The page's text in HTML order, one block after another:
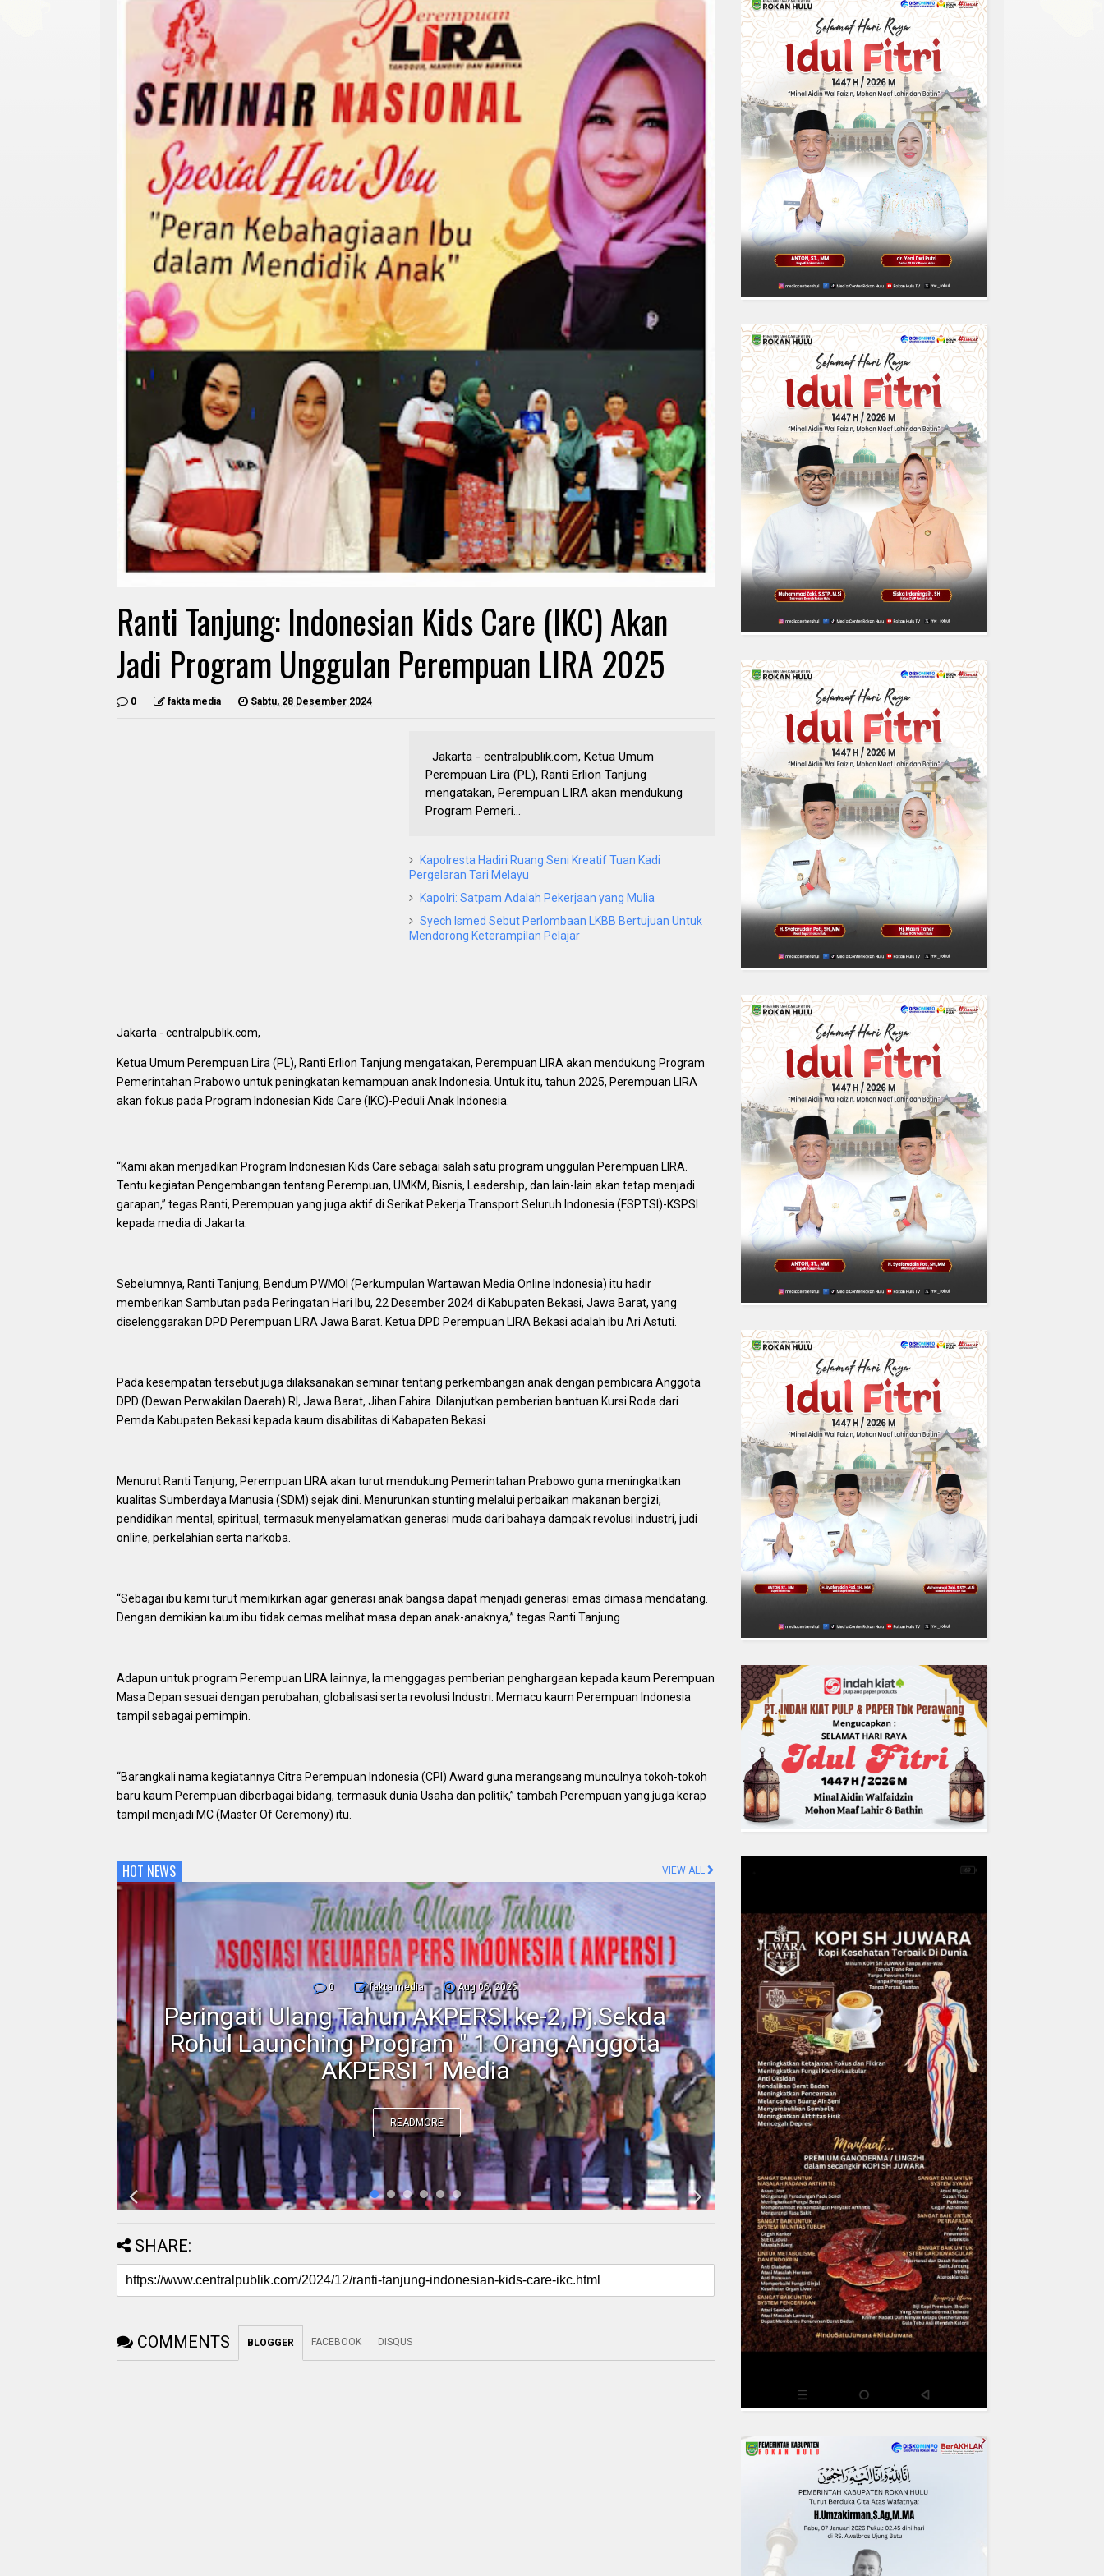
Ranti Tanjung: Indonesian Kids Care (IKC) Akan
Jadi Program Unggulan Perempuan LIRA 2025
0 fakta media Sabtu, 28 Desember 2024
Jakarta - centralpublik.com, Ketua Umum
Perempuan Lira (PL), Ranti Erlion Tanjung
mengatakan, Perempuan LIRA akan mendukung
Program Pemeri...
Kapolresta Hadiri Ruang Seni Kreatif Tuan Kadi
Pergelaran Tari Melayu
Kapolri: Satpam Adalah Pekerjaan yang Mulia
Syech Ismed Sebut Perlombaan LKBB Bertujuan Untuk
Mendorong Keterampilan Pelajar
Jakarta - centralpublik.com,
Ketua Umum Perempuan Lira (PL), Ranti Erlion Tanjung mengatakan, Perempuan LIRA akan mendukung Program
Pemerintahan Prabowo untuk peningkatan kemampuan anak Indonesia. Untuk itu, tahun 2025, Perempuan LIRA
akan fokus pada Program Indonesian Kids Care (IKC)-Peduli Anak Indonesia.
“Kami akan menjadikan Program Indonesian Kids Care sebagai salah satu program unggulan Perempuan LIRA.
Tentu kegiatan Pengembangan tentang Perempuan, UMKM, Bisnis, Leadership, dan lain-lain akan tetap menjadi
garapan,” tegas Ranti, Perempuan yang juga aktif di Serikat Pekerja Transport Seluruh Indonesia (FSPTSI)-KSPSI
kepada media di Jakarta.
Sebelumnya, Ranti Tanjung, Bendum PWMOI (Perkumpulan Wartawan Media Online Indonesia) itu hadir
memberikan Sambutan pada Peringatan Hari Ibu, 22 Desember 2024 di Kabupaten Bekasi, Jawa Barat, yang
diselenggarakan DPD Perempuan LIRA Jawa Barat. Ketua DPD Perempuan LIRA Bekasi adalah ibu Ari Astuti.
Pada kesempatan tersebut juga dilaksanakan seminar tentang perkembangan anak dengan pembicara Anggota
DPD (Dewan Perwakilan Daerah) RI, Jawa Barat, Jihan Fahira. Dilanjutkan pemberian bantuan Kursi Roda dari
Pemda Kabupaten Bekasi kepada kaum disabilitas di Kabapaten Bekasi.
Menurut Ranti Tanjung, Perempuan LIRA akan turut mendukung Pemerintahan Prabowo guna meningkatkan
kualitas Sumberdaya Manusia (SDM) sejak dini. Menurunkan stunting melalui perbaikan makanan bergizi,
pendidikan mental, spiritual, termasuk menyelamatkan generasi muda dari bahaya dampak revolusi industri, judi
online, perkelahian serta narkoba.
“Sebagai ibu kami turut memikirkan agar generasi anak bangsa dapat menjadi generasi emas dimasa mendatang.
Dengan demikian kaum ibu tidak cemas melihat masa depan anak-anaknya,” tegas Ranti Tanjung
Adapun untuk program Perempuan LIRA lainnya, Ia menggagas pemberian penghargaan kepada kaum Perempuan
Masa Depan sesuai dengan perubahan, globalisasi serta revolusi Industri. Memacu kaum Perempuan Indonesia
tampil sebagai pemimpin.
“Barangkali nama kegiatannya Citra Perempuan Indonesia (CPI) Award guna merangsang munculnya tokoh-tokoh
baru kaum Perempuan diberbagai bidang, termasuk dunia Usaha dan politik,” tambah Perempuan yang juga kerap
tampil menjadi MC (Master Of Ceremony) itu.
HOT NEWS VIEW ALL
0 fakta media Aug 06, 2026
Peringati Ulang Tahun AKPERSI ke-2, Pj.Sekda
Rohul Launching Program " 1 Orang Anggota
AKPERSI 1 Media
READMORE
0 fakta media
Polres Inhil bersama Pemkab
Riau Perkuat Sinergi Tangani
Liar di
SHARE:
COMMENTS BLOGGER FACEBOOK DISQUS